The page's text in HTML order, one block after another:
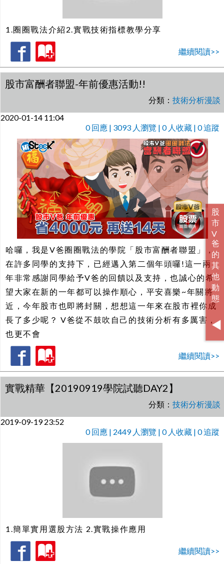
1.圈圈戰法介紹2.實戰技術指標教學分享
繼續閱讀>>
股市富酬者聯盟-年前優惠活動!!
分類： 技術分析漫談
2020-01-14 11:04
0回應 | 3093 人瀏覽 | 0 人收藏 | 0 追蹤
哈囉，我是V爸圈圈戰法的學院「股市富酬者聯盟」，
在許多同學的支持下，已經邁入第二個年頭囉!這一兩
年非常感謝同學給予V爸的回饋以及支持，也誠心的希
望大家在新的一年都可以操作順心，平安喜樂~年關將
近，今年股市也即將封關，想想這一年來在股市裡你成
長了多少呢？ V爸從不鼓吹自己的技術分析有多厲害，
也更不會
繼續閱讀>>
實戰精華【20190919學院試聽DAY2】
分類： 技術分析漫談
2019-09-19 23:52
0回應 | 2449 人瀏覽 | 0 人收藏 | 0 追蹤
1.簡單實用選股方法 2.實戰操作應用
繼續閱讀>>